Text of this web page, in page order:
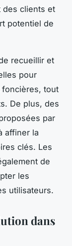
des clients et
potentiel de
recueillir et
pour
foncières, tout
De plus, des
par
affiner la
clés. Les
de
les
utilisateurs.
dans